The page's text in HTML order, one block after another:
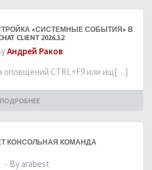
«СИСТЕМНЫЕ СОБЫТИЯ» В
CLIENT 2026.3.2
Андрей Раков
оповщений CTRL+F9 или ищ[…]
ПОДРОБНЕЕ
КОНСОЛЬНАЯ КОМАНДА
- By arabest